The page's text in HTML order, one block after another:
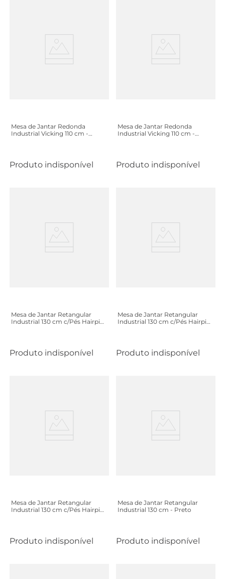
Mesa de Jantar Redonda
Industrial Vicking 110 cm -
Produto indisponível
Mesa de Jantar Redonda
Industrial Vicking 110 cm -
Produto indisponível
Mesa de Jantar Retangular
Industrial 130 cm c/Pés Hairpin
Produto indisponível
Mesa de Jantar Retangular
Industrial 130 cm c/Pés Hairpin
Produto indisponível
Mesa de Jantar Retangular
Industrial 130 cm c/Pés Hairpin
Produto indisponível
Mesa de Jantar Retangular
Industrial 130 cm - Preto
Produto indisponível